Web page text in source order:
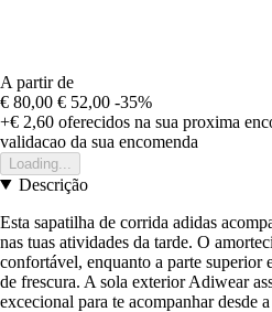
A partir de
€ 80,00 € 52,00 -35%
+€ 2,60 oferecidos na sua proxima
validacao da sua encomenda
Loading...
Descrição
Esta sapatilha de corrida adidas
nas tuas atividades da tarde. O
confortável, enquanto a parte superior
de frescura. A sola exterior Adiwear
excecional para te acompanhar desde